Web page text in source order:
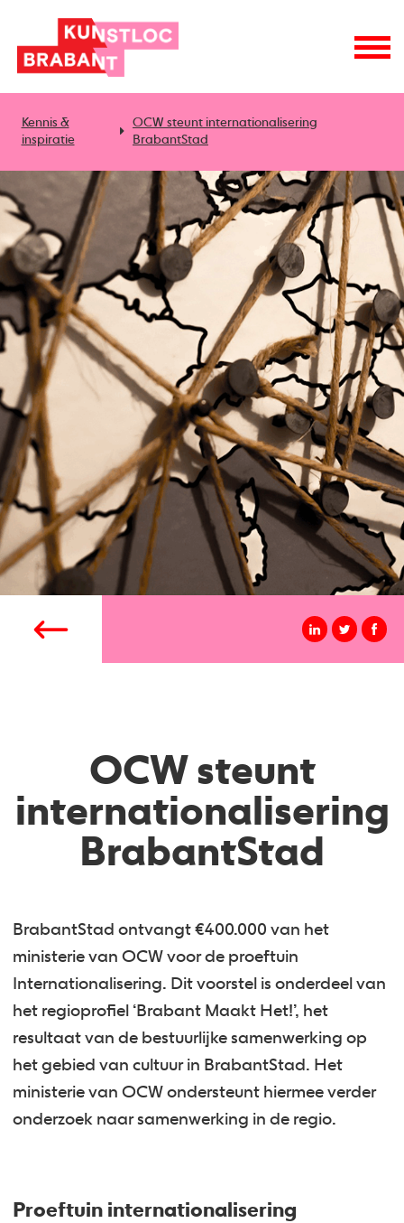
Kennis &
inspiratie
OCW steunt internationalisering
BrabantStad
OCW steunt
internationalisering
BrabantStad
BrabantStad ontvangt €400.000 van het
ministerie van OCW voor de proeftuin
Internationalisering. Dit voorstel is onderdeel van
het regioprofiel ‘Brabant Maakt Het!’, het
resultaat van de bestuurlijke samenwerking op
het gebied van cultuur in BrabantStad. Het
ministerie van OCW ondersteunt hiermee verder
onderzoek naar samenwerking in de regio.
Proeftuin internationalisering